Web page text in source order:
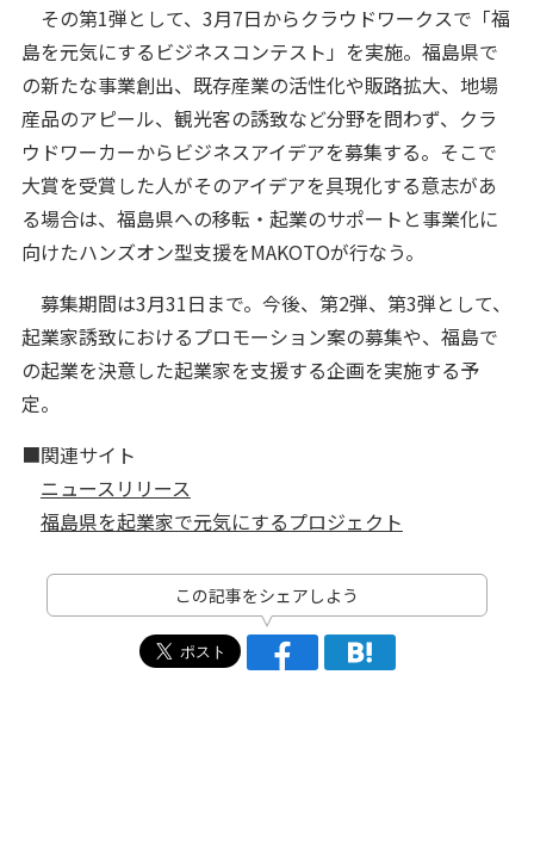
その第1弾として、3月7日からクラウドワークスで「福
島を元気にするビジネスコンテスト」を実施。福島県で
の新たな事業創出、既存産業の活性化や販路拡大、地場
産品のアピール、観光客の誘致など分野を問わず、クラ
ウドワーカーからビジネスアイデアを募集する。そこで
大賞を受賞した人がそのアイデアを具現化する意志があ
る場合は、福島県への移転・起業のサポートと事業化に
向けたハンズオン型支援をMAKOTOが行なう。
募集期間は3月31日まで。今後、第2弾、第3弾として、
起業家誘致におけるプロモーション案の募集や、福島で
の起業を決意した起業家を支援する企画を実施する予
定。
■関連サイト
ニュースリリース
福島県を起業家で元気にするプロジェクト
この記事をシェアしよう